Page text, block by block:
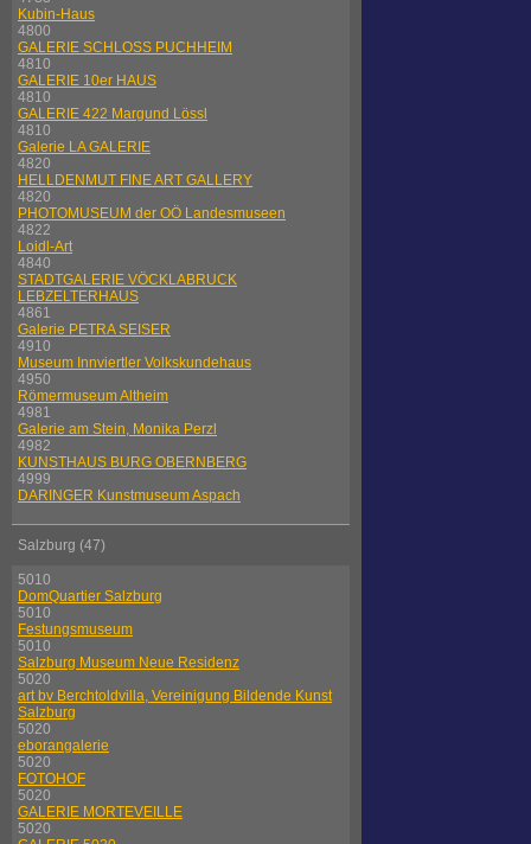
Kubin-Haus
4800
GALERIE SCHLOSS PUCHHEIM
4810
GALERIE 10er HAUS
4810
GALERIE 422 Margund Lössl
4810
Galerie LA GALERIE
4820
HELLDENMUT FINE ART GALLERY
4820
PHOTOMUSEUM der OÖ Landesmuseen
4822
Loidl-Art
4840
STADTGALERIE VÖCKLABRUCK
LEBZELTERHAUS
4861
Galerie PETRA SEISER
4910
Museum Innviertler Volkskundehaus
4950
Römermuseum Altheim
4981
Galerie am Stein, Monika Perzl
4982
KUNSTHAUS BURG OBERNBERG
4999
DARINGER Kunstmuseum Aspach
Salzburg (47)
5010
DomQuartier Salzburg
5010
Festungsmuseum
5010
Salzburg Museum Neue Residenz
5020
art bv Berchtoldvilla, Vereinigung Bildende Kunst
Salzburg
5020
eborangalerie
5020
FOTOHOF
5020
GALERIE MORTEVEILLE
5020